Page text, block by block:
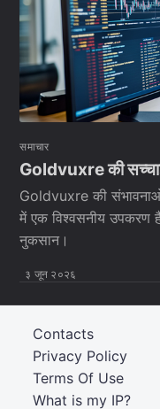
समाचार
Goldvuxre की
Goldvuxre की
में एक विश्वसनीय उपकरण
नुकसान।
३ जून २०२६
What is my IP?
Terms Of Use
Privacy Policy
Contacts